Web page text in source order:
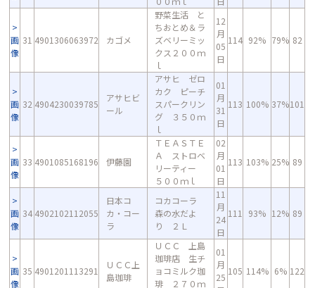
画
像
31 4901306063972 カゴメ
野菜生活 と
ちおとめ＆ラ
ズベリーミッ
クス２００ｍ
ｌ
12
月
05
日
114 92% 79% 82
画
像
32 4904230039785
アサヒビ
ール
アサヒ ゼロ
カク ピーチ
スパークリン
グ ３５０ｍ
ｌ
01
月
31
日
113 100% 37%101
画
像
33 4901085168196 伊藤園
ＴＥＡＳＴＥ
Ａ ストロベ
リーティー
５００ｍｌ
02
月
01
日
113 103% 25% 89
画
像
34 4902102112055
日本コ
カ・コー
ラ
コカコーラ
森の水だよ
り ２Ｌ
11
月
24
日
111 93% 12% 89
画
像
35 4901201113291
ＵＣＣ上
島珈琲
ＵＣＣ 上島
珈琲店 生チ
ョコミルク珈
琲 ２７０ｍ
01
月
25
105 114% 6% 122